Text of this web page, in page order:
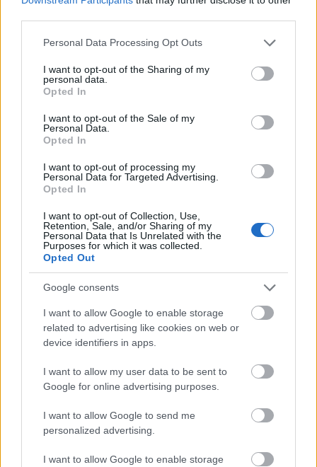
Please note that this website/app uses one or more Google
not limited to your visit or usage behaviour. You may click to
grant or deny consent to Google and its third-party tags to
use your data for below specified purposes in below Google
consent section.
Personal Data Processing Opt Outs
I want to opt-out of the Sharing of my
personal data.
Opted In
I want to opt-out of the Sale of my
Personal Data.
Opted In
I want to opt-out of processing my
Personal Data for Targeted Advertising.
Opted In
I want to opt-out of Collection, Use,
Retention, Sale, and/or Sharing of my
Personal Data that Is Unrelated with the
Purposes for which it was collected.
Opted Out
Google consents
I want to allow Google to enable storage
related to advertising like cookies on web or
device identifiers in apps.
I want to allow my user data to be sent to
Google for online advertising purposes.
I want to allow Google to send me
personalized advertising.
I want to allow Google to enable storage
szűrődik át alombon
Magyar Nyelvőr(1958/1) rangsorolással összeállított
tíz szava a következő:szerelem, béke, szeretet,
szabadság, szellő, édesanya, haza, szív, élet, csillag.
Ezekben már nagy eltolódást figyelhetünk meg a
szavak érzelmi telítettsége felé.
Szerelemacsillagok alatt